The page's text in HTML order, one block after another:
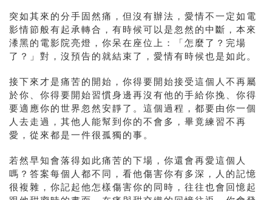
突如其來的分手固然痛，但沒有辦法，愛情不一定如電
影情節般有起承轉合，有時候可以是忽然的中斷，本來
潻黑的電影院亮燈，你呆在座位上：「怎麼了？完場
了？」對，沒預告的就結束了，愛情有時候也是如此。
接下來才是痛苦的開始，你得要開始接受這個人不再屬
於你、你得要開始習慣身邊再沒有他的手給你挽、你得
要適應你的世界忽然安靜了。這個過程，都要由你一個
人去走過，其他人能幫到你的不會多，畢竟練習不再
愛，從來都是一件很孤獨的事。
若然早知會落得如此痛苦的下場，你還會再愛這個人
嗎？答案每個人都不同，看他傷害你有多深，人的記憶
很複雜，你記起他怎樣傷害你的同時，往往也會回憶起